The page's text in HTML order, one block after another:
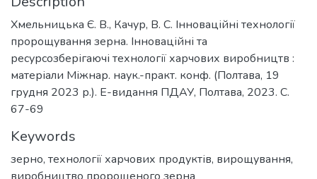
Хмельницька Є. В., Качур, В. С. Інноваційні технології
пророщування зерна. Інноваційні та
ресурсозберігаючі технології харчових виробництв :
матеріали Міжнар. наук.-практ. конф. (Полтава, 19
грудня 2023 р.). Е-видання ПДАУ, Полтава, 2023. С.
67-69
Keywords
зерно, технології харчових продуктів, вирощування,